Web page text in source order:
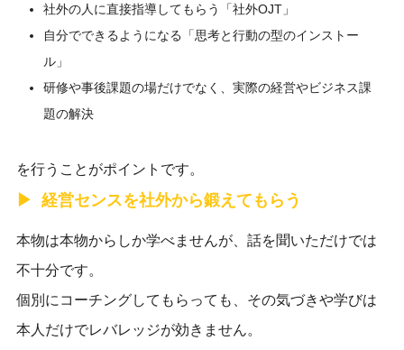
社外の人に直接指導してもらう「社外OJT」
自分でできるようになる「思考と行動の型のインストー
ル」
研修や事後課題の場だけでなく、実際の経営やビジネス課
題の解決
を行うことがポイントです。
経営センスを社外から鍛えてもらう
本物は本物からしか学べませんが、話を聞いただけでは
不十分です。
個別にコーチングしてもらっても、その気づきや学びは
本人だけでレバレッジが効きません。